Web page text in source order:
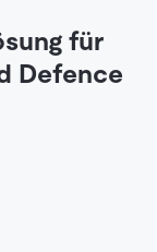
für
Defence